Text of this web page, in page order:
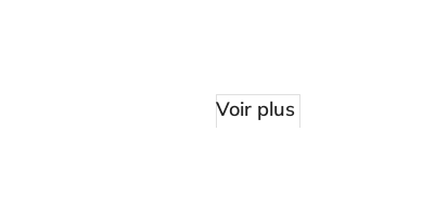
Voir plus